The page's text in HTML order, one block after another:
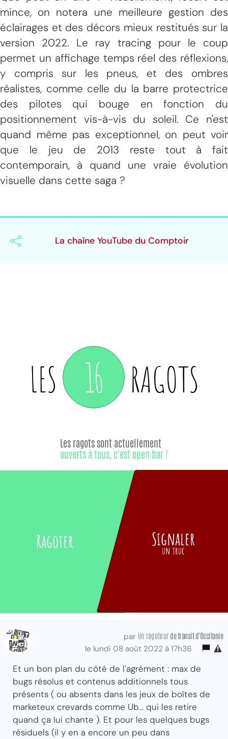
mince, on notera une meilleure gestion des
éclairages et des décors mieux restitués sur la
version 2022. Le ray tracing pour le coup
permet un affichage temps réel des réflexions,
y compris sur les pneus, et des ombres
réalistes, comme celle du la barre protectrice
des pilotes qui bouge en fonction du
positionnement vis-à-vis du soleil. Ce n'est
quand même pas exceptionnel, on peut voir
que le jeu de 2013 reste tout à fait
contemporain, à quand une vraie évolution
visuelle dans cette saga ?
La chaîne YouTube du Comptoir
LES 16 RAGOTS
Ragoter
Les ragots sont actuellement
ouverts à tous, c'est open bar !
Signaler
un truc
par Un ragoteur de transit d'Occitanie
le lundi 08 août 2022 à 17h36
Et un bon plan du côté de l'agrément : max de
bugs résolus et contenus additionnels tous
présents ( ou absents dans les jeux de boîtes de
marketeux crevards comme Ub... qui les retire
quand ça lui chante ). Et pour les quelques bugs
résiduels (il y en a encore un peu dans